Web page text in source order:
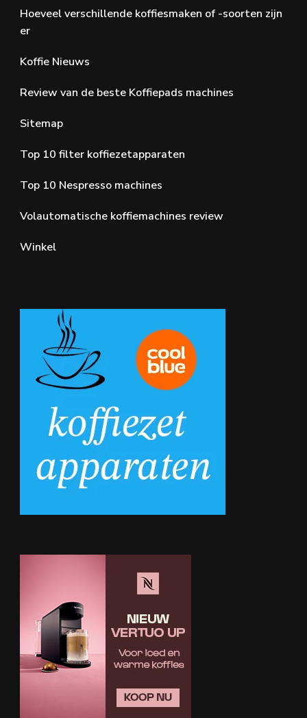
Hoeveel verschillende koffiesmaken of -soorten zijn
er
Koffie Nieuws
Review van de beste Koffiepads machines
Sitemap
Top 10 filter koffiezetapparaten
Top 10 Nespresso machines
Volautomatische koffiemachines review
Winkel